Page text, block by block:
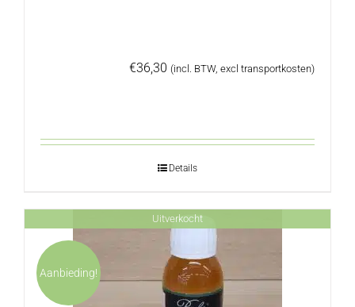
€36,30 (incl. BTW, excl transportkosten)
Details
Uitverkocht
Aanbieding!